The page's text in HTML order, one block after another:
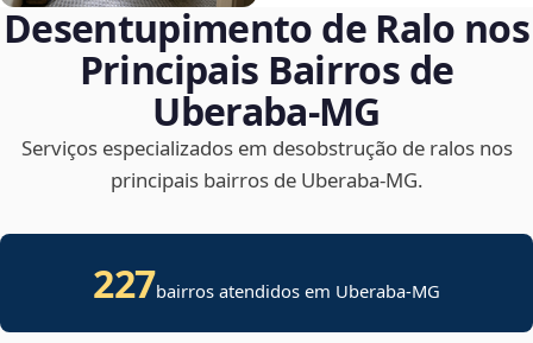
Desentupimento de Ralo nos
Principais Bairros de
Uberaba‑MG
Serviços especializados em desobstrução de ralos nos
principais bairros de Uberaba‑MG.
227bairros atendidos em Uberaba-MG